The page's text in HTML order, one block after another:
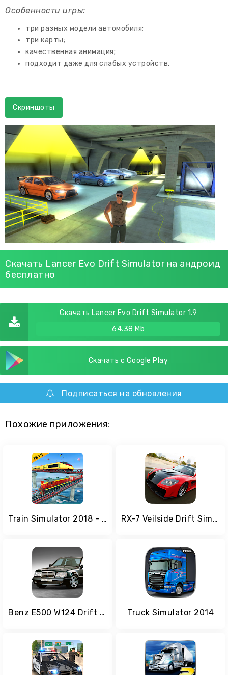
Особенности игры:
три разных модели автомобиля;
три карты;
качественная анимация;
подходит даже для слабых устройств.
Скриншоты
Скачать Lancer Evo Drift Simulator на андроид
бесплатно
Скачать Lancer Evo Drift Simulator 1.9
64.38 Mb
Скачать с Google Play
Подписаться на обновления
Похожие приложения:
Train Simulator 2018 - Original RX-7 Veilside Drift Simulator
Benz E500 W124 Drift Simulator Truck Simulator 2014